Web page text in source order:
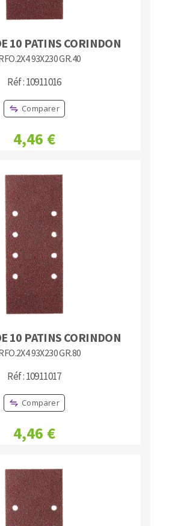
10 PATINS CORINDON
93X230 GR.40
Réf : 10911016
Comparer
4,46 €
10 PATINS CORINDON
93X230 GR.80
Réf : 10911017
Comparer
4,46 €